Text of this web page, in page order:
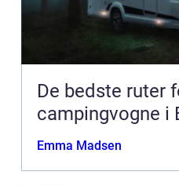
De bedste ruter
campingvogne i
Emma Madsen